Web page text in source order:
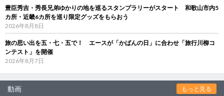
豊臣秀吉・秀長兄弟ゆかりの地を巡るスタンプラリーがスタート 和歌山市内5
カ所・近畿6カ所を巡り限定グッズをもらおう
2026年8月8日
旅の思い出を五・七・五で！ エースが「かばんの日」に合わせ「旅行川柳コ
ンテスト」を開催
2026年8月7日
動画 もっと見る